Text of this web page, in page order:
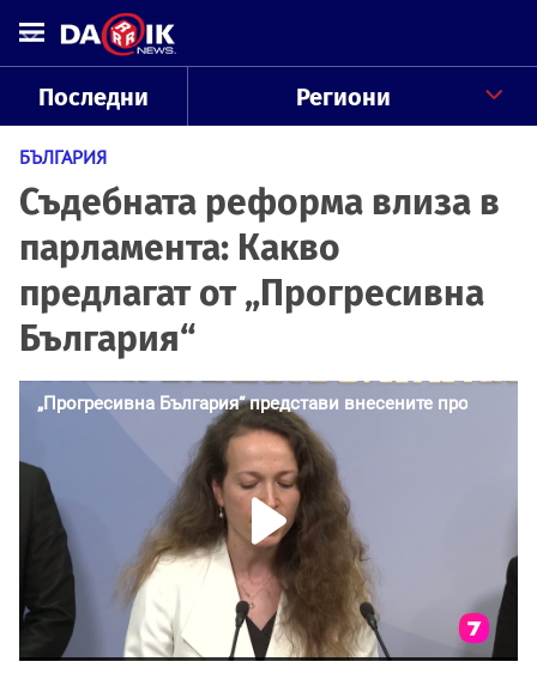
Последни Региони
БЪЛГАРИЯ
Съдебната реформа влиза в
парламента: Какво
предлагат от „Прогресивна
България“